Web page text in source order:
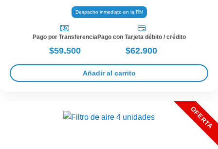
Despacho inmediato en la RM
Pago por Transferencia
$59.500
Pago con Tarjeta débito / crédito
$62.900
Añadir al carrito